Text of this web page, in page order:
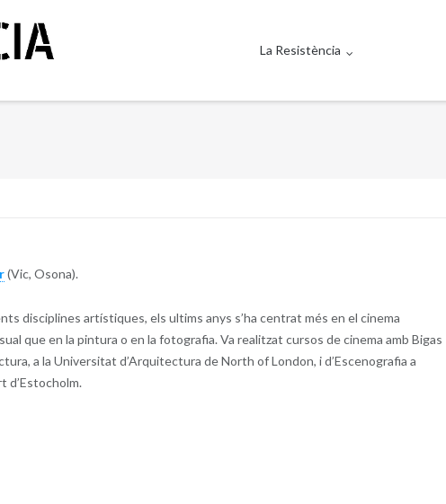
La Resistència
(Vic, Osona).
disciplines artístiques, els ultims anys s’ha centrat més en el cinema
que en la pintura o en la fotografia. Va realitzat cursos de cinema amb Bigas
a la Universitat d’Arquitectura de North of London, i d’Escenografia a
d’Estocholm.